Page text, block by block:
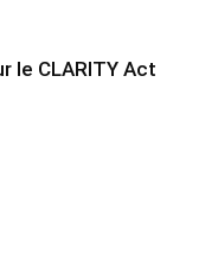
le CLARITY Act